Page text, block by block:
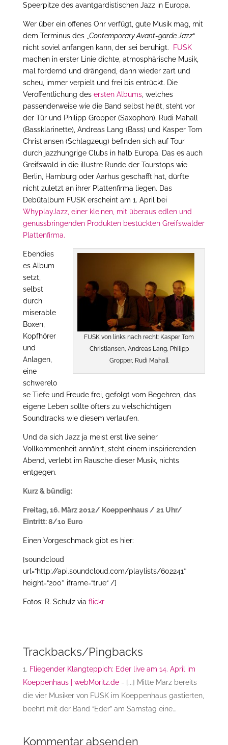
Speerpitze des avantgardistischen Jazz in Europa.
Wer über ein offenes Ohr verfügt, gute Musik mag, mit
dem Terminus des „Contemporary Avant-garde Jazz“
nicht soviel anfangen kann, der sei beruhigt.
FUSK
machen in erster Linie dichte, atmosphärische Musik,
mal fordernd und drängend, dann wieder zart und
scheu, immer verpielt und frei bis entrückt. Die
Veröffentlichung des ersten Albums, welches
passenderweise wie die Band selbst heißt, steht vor
der Tür und Philipp Gropper (Saxophon), Rudi Mahall
(Bassklarinette), Andreas Lang (Bass) und Kasper Tom
Christiansen (Schlagzeug) befinden sich auf Tour
durch jazzhungrige Clubs in halb Europa. Das es auch
Greifswald in die illustre Runde der Tourstops wie
Berlin, Hamburg oder Aarhus geschafft hat, dürfte
nicht zuletzt an ihrer Plattenfirma liegen. Das
Debütalbum FUSK erscheint am 1. April bei
WhyplayJazz, einer kleinen, mit überaus edlen und
genussbringenden Produkten bestückten Greifswalder
Plattenfirma.
FUSK von links nach recht: Kasper Tom
Christiansen, Andreas Lang, Philipp
Gropper, Rudi Mahall
Ebendies
es Album
setzt,
selbst
durch
miserable
Boxen,
Kopfhörer
und
Anlagen,
eine
schwerelo
se Tiefe und Freude frei, gefolgt vom Begehren, das
eigene Leben sollte öfters zu vielschichtigen
Soundtracks wie diesem verlaufen.
Und da sich Jazz ja meist erst live seiner
Vollkommenheit annährt, steht einem inspirierenden
Abend, verlebt im Rausche dieser Musik, nichts
entgegen.
Kurz & bündig:
Freitag, 16. März 2012/ Koeppenhaus / 21 Uhr/
Eintritt: 8/10 Euro
Einen Vorgeschmack gibt es hier:
[soundcloud
url=“http://api.soundcloud.com/playlists/602241″
height=“200″ iframe=“true“ /]
Fotos: R. Schulz via flickr
Trackbacks/Pingbacks
Fliegender Klangteppich: Eder live am 14. April im
Koeppenhaus | webMoritz.de- [...] Mitte März bereits
die vier Musiker von FUSK im Koeppenhaus gastierten,
beehrt mit der Band “Eder” am Samstag eine…
Kommentar absenden